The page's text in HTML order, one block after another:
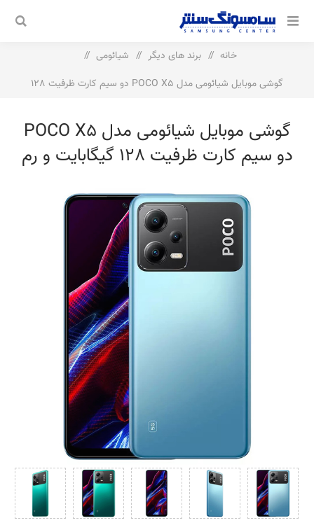
خانه / برند های دیگر / شیائومی
/
گوشی موبایل شیائومی مدل POCO X5 دو سیم‌ کارت ظرفیت 128
گوشی موبایل شیائومی مدل POCO X5
دو سیم‌ کارت ظرفیت 128 گیگابایت و رم